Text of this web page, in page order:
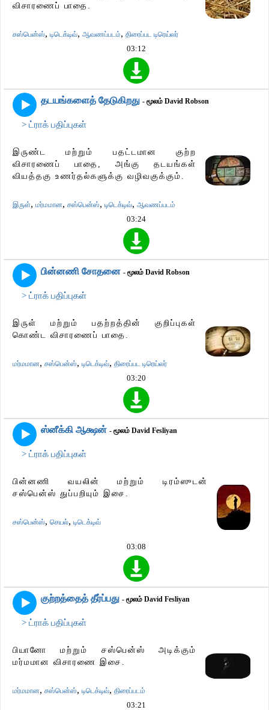
விசாரணைப் பாதை.
சஸ்பென்ஸ், டிடெக்டிவ், ஆவணப்படம், திரைப்பட டிரெய்லர்
03:12
தடயங்களைத் தேடுகிறது - மூலம் David Robson
> ட்ராக் பதிப்புகள்
இருண்ட மற்றும் பதட்டமான குற்ற
விசாரணைப் பாதை, அங்கு தடயங்கள்
வியத்தகு உணர்தல்களுக்கு வழிவகுக்கும்.
இருள், மர்மமான, சஸ்பென்ஸ், டிடெக்டிவ், ஆவணப்படம்
03:24
பின்னணி சோதனை - மூலம் David Robson
> ட்ராக் பதிப்புகள்
இருள் மற்றும் பதற்றத்தின் குறிப்புகள்
கொண்ட விசாரணைப் பாதை.
மர்மமான, சஸ்பென்ஸ், டிடெக்டிவ், திரைப்பட டிரெய்லர்
03:20
ஸ்னீக்கி ஆக்ஷன் - மூலம் David Fesliyan
> ட்ராக் பதிப்புகள்
பின்னணி வயலின் மற்றும் டிரம்ஸுடன்
சஸ்பென்ஸ் துப்பறியும் இசை.
சஸ்பென்ஸ், செயல், டிடெக்டிவ்
03:08
குற்றத்தைத் தீர்ப்பது - மூலம் David Fesliyan
> ட்ராக் பதிப்புகள்
பியானோ மற்றும் சஸ்பென்ஸ் அடிக்கும்
மர்மமான விசாரணை இசை.
மர்மமான, சஸ்பென்ஸ், டிடெக்டிவ், திரைப்படம்
03:21